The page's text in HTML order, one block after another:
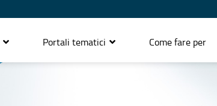
Portali tematici Come fare per